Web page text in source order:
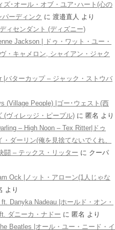
ズ･オール・オブ・ユア･ハート(心の
ーディンク に 渡邉直人 より
ィセンダント (ディズニー)
Jackson | ドゥ・ワット・ユー・
・キャメロン, シャイアン・ジャク
|バターカップ – ジャック・ストウバ
(Village People) |ゴー･ウェスト(西
(ヴィレッジ・ピープル) に 匿名 より
– High Noon – Tex Ritter|ドゥ
ダーリン(俺を見捨てないでくれ、
闘 – テックス・リッター に クーパ
Ock |ノット・アローン(1人じゃな
より
Danyka Nadeau |ホールド・オン・
ダニーカ・ナドー に 匿名 より
Beatles |オール・ユー・ニード・イ